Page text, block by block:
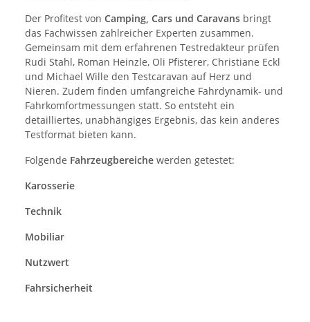
Der Profitest von Camping, Cars und Caravans bringt
das Fachwissen zahlreicher Experten zusammen.
Gemeinsam mit dem erfahrenen Testredakteur prüfen
Rudi Stahl, Roman Heinzle, Oli Pfisterer, Christiane Eckl
und Michael Wille den Testcaravan auf Herz und
Nieren. Zudem finden umfangreiche Fahrdynamik- und
Fahrkomfortmessungen statt. So entsteht ein
detailliertes, unabhängiges Ergebnis, das kein anderes
Testformat bieten kann.
Folgende Fahrzeugbereiche werden getestet:
Karosserie
Technik
Mobiliar
Nutzwert
Fahrsicherheit